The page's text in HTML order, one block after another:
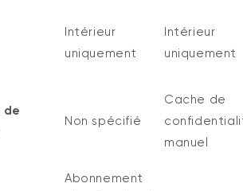
Intérieur
uniquement
Intérieur
uniquement
de
Non spécifié
Cache de
manuel
Abonnement